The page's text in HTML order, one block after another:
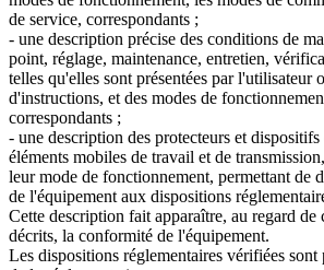
de service, correspondants ;
- une description précise des conditions de
point, réglage, maintenance, entretien,
telles qu'elles sont présentées par l'utilisateur
d'instructions, et des modes de
correspondants ;
- une description des protecteurs et
éléments mobiles de travail et de
leur mode de fonctionnement, permettant de
de l'équipement aux dispositions
Cette description fait apparaître, au regard de
décrits, la conformité de l'équipement.
Les dispositions réglementaires vérifiées sont